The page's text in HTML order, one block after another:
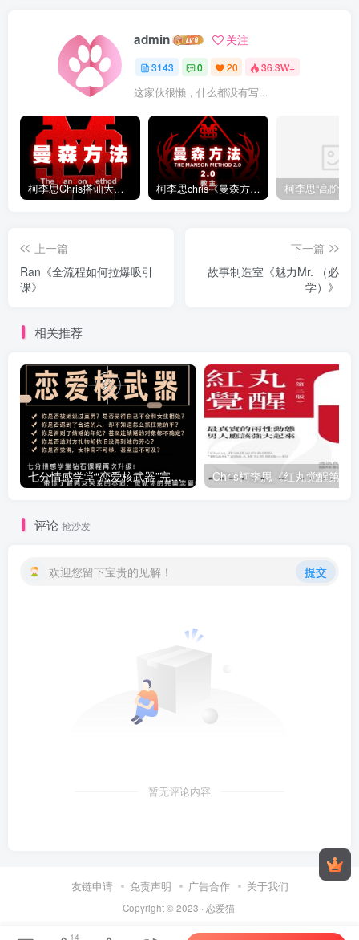
admin 关注
3143 0 20 36.3W+
这家伙很懒，什么都没有写...
柯李思Chris搭讪大师“曼森方法”完整版下载 柯李思chris《曼森方法2.0课程》百度云免费下载
上一篇
Ran《全流程如何拉爆吸引
课》
下一篇
故事制造室《魅力Mr. （必
学）》
相关推荐
七分情感学堂“恋爱核武器”完整教程
评论 抢沙发
欢迎您留下宝贵的见解！ 提交
暂无评论内容
友链申请 免责声明 广告合作 关于我们
Copyright © 2023 · 恋爱猫
14